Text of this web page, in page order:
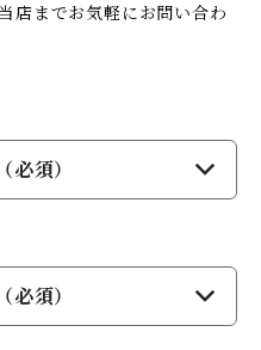
店までお気軽にお問い合わ
必須）
必須）